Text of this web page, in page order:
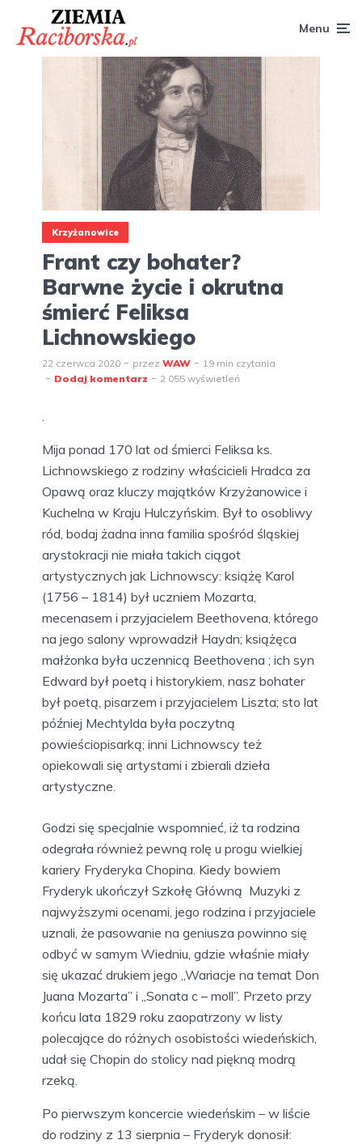
Menu
Krzyżanowice
Frant czy bohater?
Barwne życie i okrutna
śmierć Feliksa
Lichnowskiego
22 czerwca 2020 przez WAW
19 min czytania
Dodaj komentarz
2 055 wyświetleń
.
Mija ponad 170 lat od śmierci Feliksa ks.
Lichnowskiego z rodziny właścicieli Hradca za
Opawą oraz kluczy majątków Krzyżanowice i
Kuchelna w Kraju Hulczyńskim. Był to osobliwy
ród, bodaj żadna inna familia spośród śląskiej
arystokracji nie miała takich ciągot
artystycznych jak Lichnowscy: książę Karol
(1756 – 1814) był uczniem Mozarta,
mecenasem i przyjacielem Beethovena, którego
na jego salony wprowadził Haydn; książęca
małżonka była uczennicą Beethovena ; ich syn
Edward był poetą i historykiem, nasz bohater
był poetą, pisarzem i przyjacielem Liszta; sto lat
później Mechtylda była poczytną
powieściopisarką; inni Lichnowscy też
opiekowali się artystami i zbierali dzieła
artystyczne.
Godzi się specjalnie wspomnieć, iż ta rodzina
odegrała również pewną rolę u progu wielkiej
kariery Fryderyka Chopina. Kiedy bowiem
Fryderyk ukończył Szkołę Główną Muzyki z
najwyższymi ocenami, jego rodzina i przyjaciele
uznali, że pasowanie na geniusza powinno się
odbyć w samym Wiedniu, gdzie właśnie miały
się ukazać drukiem jego „Wariacje na temat Don
Juana Mozarta” i „Sonata c – moll”. Przeto przy
końcu lata 1829 roku zaopatrzony w listy
polecające do różnych osobistości wiedeńskich,
udał się Chopin do stolicy nad piękną modrą
rzeką.
Po pierwszym koncercie wiedeńskim – w liście
do rodziny z 13 sierpnia – Fryderyk donosił: